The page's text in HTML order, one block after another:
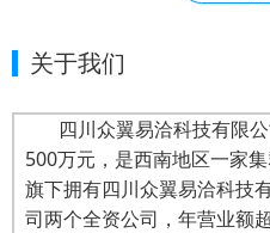
关于我们
四川众翼易洽科技有限公
500万元，是西南地区一家
旗下拥有四川众翼易洽科技
司两个全资公司，年营业额